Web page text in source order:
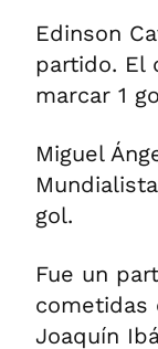
Edinson
partido. El
marcar 1
Miguel
gol.
Fue un
cometidas
Joaquín